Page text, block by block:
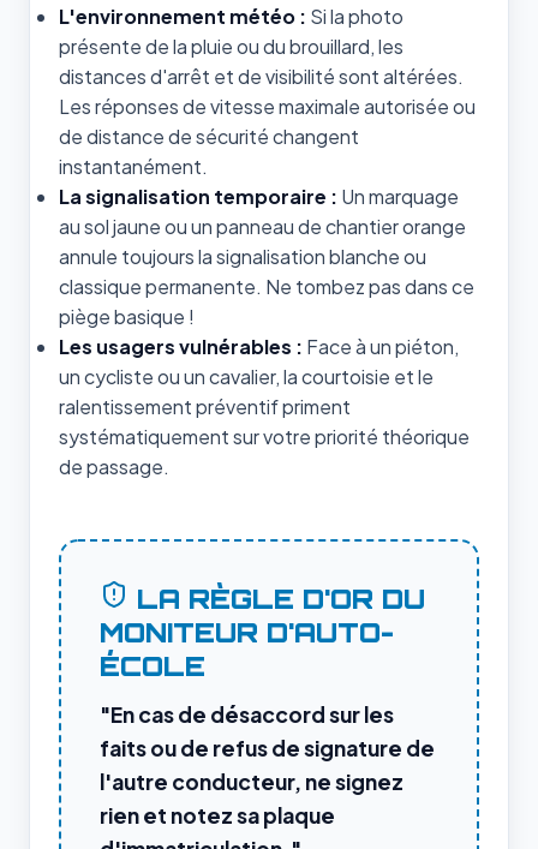
L'environnement météo : Si la photo
présente de la pluie ou du brouillard, les
distances d'arrêt et de visibilité sont altérées.
Les réponses de vitesse maximale autorisée ou
de distance de sécurité changent
instantanément.
La signalisation temporaire : Un marquage
au sol jaune ou un panneau de chantier orange
annule toujours la signalisation blanche ou
classique permanente. Ne tombez pas dans ce
piège basique !
Les usagers vulnérables : Face à un piéton,
un cycliste ou un cavalier, la courtoisie et le
ralentissement préventif priment
systématiquement sur votre priorité théorique
de passage.
LA RÈGLE D'OR DU
MONITEUR D'AUTO-
ÉCOLE
"En cas de désaccord sur les
faits ou de refus de signature de
l'autre conducteur, ne signez
rien et notez sa plaque